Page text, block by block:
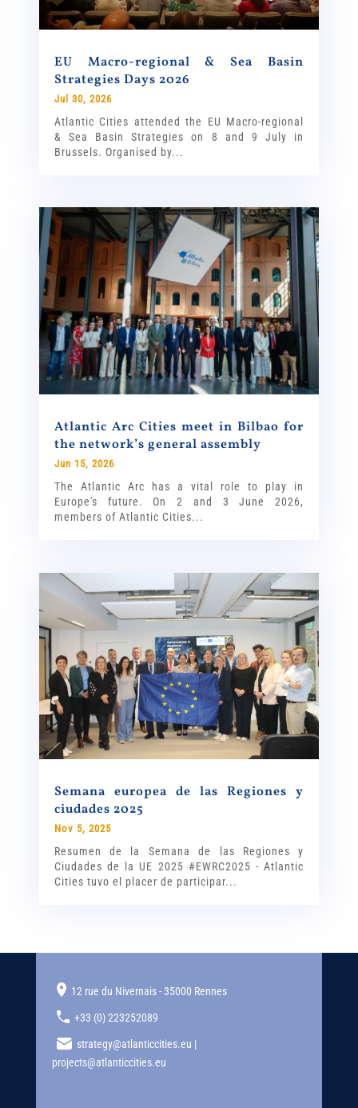
EU Macro-regional & Sea Basin
Strategies Days 2026
Jul 30, 2026
Atlantic Cities attended the EU Macro-regional
& Sea Basin Strategies on 8 and 9 July in
Brussels. Organised by...
Atlantic Arc Cities meet in Bilbao for
the network’s general assembly
Jun 15, 2026
The Atlantic Arc has a vital role to play in
Europe's future. On 2 and 3 June 2026,
members of Atlantic Cities...
Semana europea de las Regiones y
ciudades 2025
Nov 5, 2025
Resumen de la Semana de las Regiones y
Ciudades de la UE 2025 #EWRC2025 - Atlantic
Cities tuvo el placer de participar...
12 rue du Nivernais - 35000 Rennes
+33 (0) 223252089
strategy@atlanticcities.eu |
projects@atlanticcities.eu